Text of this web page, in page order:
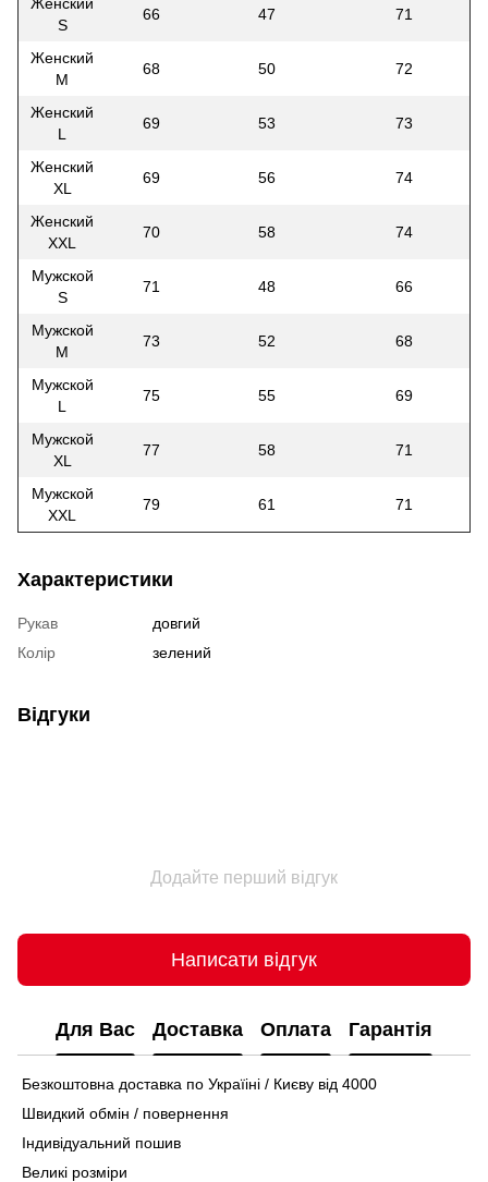
S
66 47 71
Женский
M
68 50 72
Женский
L
69 53 73
Женский
XL
69 56 74
Женский
XXL
70 58 74
Мужской
S
71 48 66
Мужской
M
73 52 68
Мужской
L
75 55 69
Мужской
XL
77 58 71
Мужской
XXL
79 61 71
Характеристики
Рукав
довгий
Колір
зелений
Відгуки
Додайте перший відгук
Написати відгук
Для Вас Доставка Оплата Гарантія
Безкоштовна доставка по Україіні / Києву від 4000
Швидкий обмін / повернення
Індивідуальний пошив
Великі розміри